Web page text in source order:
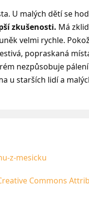
U malých dětí se
zkušenosti. Má
velmi rychle.
popraskaná
nezpůsobuje
u starších lidí a
z-mesicku
Commons